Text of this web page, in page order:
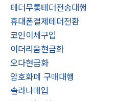
테더무통테더전송대행
휴대폰결제테더전환
코인이체구입
이더리움현금화
오다현금화
암호화폐 구매대행
솔라나매입